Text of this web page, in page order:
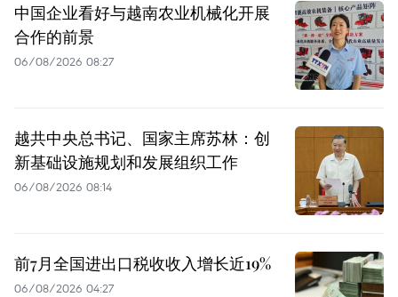
中国企业看好与越南农业机械化开展
合作的前景
06/08/2026 08:27
越共中央总书记、国家主席苏林：创
新基础设施规划和发展组织工作
06/08/2026 08:14
前7月全国进出口税收收入增长近19%
06/08/2026 04:27